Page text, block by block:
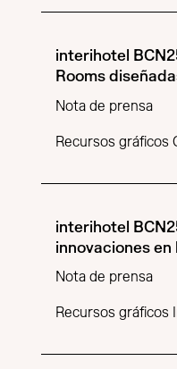
interihotel
Rooms
Nota de prensa
Recursos gráficos
interihotel
innovaciones
Nota de prensa
Recursos gráficos